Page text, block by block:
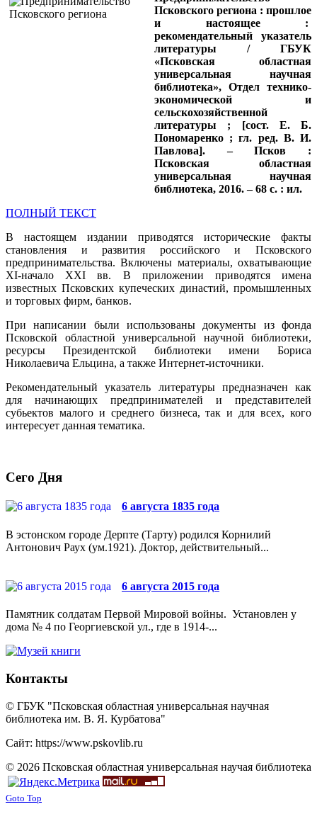
Псковского региона : прошлое
и настоящее :
рекомендательный указатель
литературы / ГБУК
«Псковская областная
универсальная научная
библиотека», Отдел технико-
экономической и
сельскохозяйственной
литературы ; [сост. Е. Б.
Пономаренко ; гл. ред. В. И.
Павлова]. – Псков :
Псковская областная
универсальная научная
библиотека, 2016. – 68 с. : ил.
ПОЛНЫЙ ТЕКСТ
В настоящем издании приводятся исторические факты
становления и развития российского и Псковского
предпринимательства. Включены материалы, охватывающие
XI-начало XXI вв. В приложении приводятся имена
известных Псковских купеческих династий, промышленных
и торговых фирм, банков.
При написании были использованы документы из фонда
Псковской областной универсальной научной библиотеки,
ресурсы Президентской библиотеки имени Бориса
Николаевича Ельцина, а также Интернет-источники.
Рекомендательный указатель литературы предназначен как
для начинающих предпринимателей и представителей
субьектов малого и среднего бизнеса, так и для всех, кого
интересует данная тематика.
Сего Дня
6 августа 1835 года
В эстонском городе Дерпте (Тарту) родился Корнилий
Антонович Раух (ум.1921). Доктор, действительный...
6 августа 2015 года
Памятник солдатам Первой Мировой войны. Установлен у
дома № 4 по Георгиевской ул., где в 1914-...
Контакты
© ГБУК "Псковская областная универсальная научная
библиотека им. В. Я. Курбатова"
Сайт: https://www.pskovlib.ru
© 2026 Псковская областная универсальная научая библиотека
Goto Top